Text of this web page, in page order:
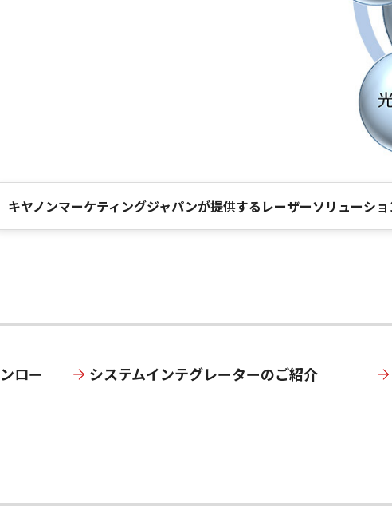
キヤノンマーケティングジャパンが提供するレーザーソリューシ
ロー
システムインテグレーターのご紹介